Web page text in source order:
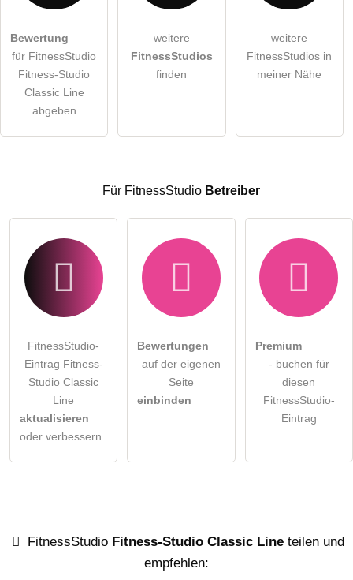
DieDatenschutzerklärunghabe ich zur Kenntnis genommen.
öffentliche Frage stellen
FitnessStudio-Eintrag zu stellen.
Bewertung
für FitnessStudio
Fitness-Studio
Classic Line
abgeben
weitere
FitnessStudios
finden
weitere
FitnessStudios in
meiner Nähe
Für FitnessStudio Betreiber
FitnessStudio-
Eintrag Fitness-
Studio Classic
Line
aktualisieren
oder verbessern
Bewertungen
auf der eigenen
Seite
einbinden
Premium
- buchen für
diesen
FitnessStudio-
Eintrag
FitnessStudio Fitness-Studio Classic Lineteilen und
empfehlen: